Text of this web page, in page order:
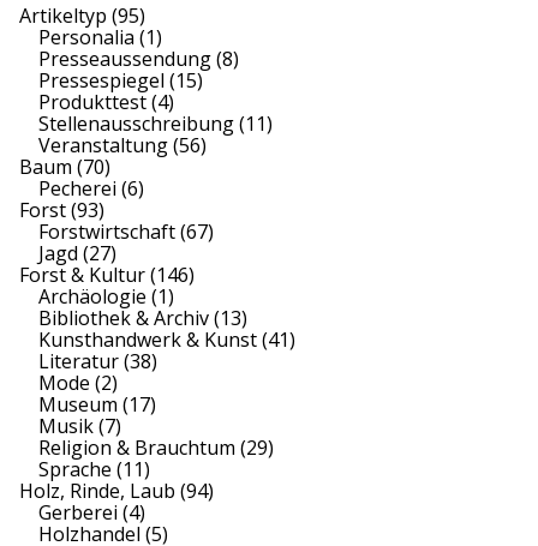
Artikeltyp (95)
Personalia (1)
Presseaussendung(8)
Pressespiegel (15)
Produkttest(4)
Stellenausschreibung(11)
Veranstaltung(56)
Baum (70)
Pecherei (6)
Forst(93)
Forstwirtschaft(67)
Jagd (27)
Forst & Kultur(146)
Archäologie (1)
Bibliothek & Archiv(13)
Kunsthandwerk & Kunst(41)
Literatur(38)
Mode (2)
Museum (17)
Musik(7)
Religion & Brauchtum (29)
Sprache (11)
Holz, Rinde, Laub (94)
Gerberei (4)
Holzhandel (5)